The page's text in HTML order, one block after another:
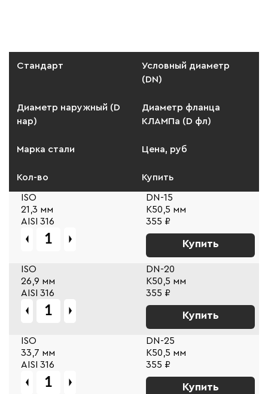
Стандарт
Условный диаметр
(DN)
Диаметр наружный (D
нар)
Диаметр фланца
КЛАМПа (D фл)
Марка стали Цена, руб
Кол-во Купить
ISO
DN-15
21,3 мм
К50,5 мм
AISI 316
355 ₽
Купить
ISO
DN-20
26,9 мм
К50,5 мм
AISI 316
355 ₽
Купить
ISO
DN-25
33,7 мм
К50,5 мм
AISI 316
355 ₽
Купить